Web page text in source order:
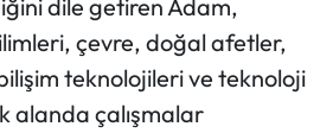
dile getiren Adam,
çevre, doğal afetler,
teknolojileri ve teknoloji
alanda çalışmalar